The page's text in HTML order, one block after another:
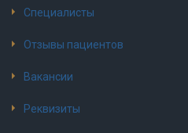
Специалисты
Отзывы пациентов
Вакансии
Реквизиты